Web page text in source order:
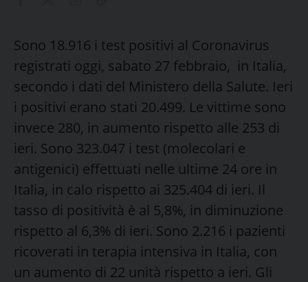
Sono 18.916 i test positivi al Coronavirus
registrati oggi, sabato 27 febbraio, in Italia,
secondo i dati del Ministero della Salute. Ieri
i positivi erano stati 20.499. Le vittime sono
invece 280, in aumento rispetto alle 253 di
ieri. Sono 323.047 i test (molecolari e
antigenici) effettuati nelle ultime 24 ore in
Italia, in calo rispetto ai 325.404 di ieri. Il
tasso di positività è al 5,8%, in diminuzione
rispetto al 6,3% di ieri. Sono 2.216 i pazienti
ricoverati in terapia intensiva in Italia, con
un aumento di 22 unità rispetto a ieri. Gli